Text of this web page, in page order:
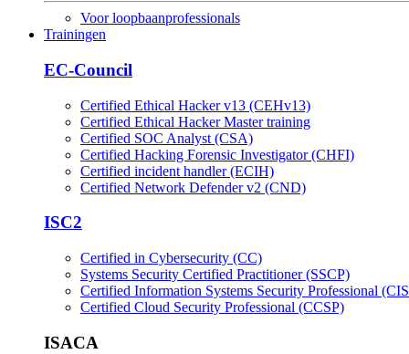
Voor loopbaanprofessionals
Trainingen
EC-Council
Certified Ethical Hacker v13 (CEHv13)
Certified Ethical Hacker Master training
Certified SOC Analyst (CSA)
Certified Hacking Forensic Investigator (CHFI)
Certified incident handler (ECIH)
Certified Network Defender v2 (CND)
ISC2
Certified in Cybersecurity (CC)
Systems Security Certified Practitioner (SSCP)
Certified Information Systems Security Professional
Certified Cloud Security Professional (CCSP)
ISACA